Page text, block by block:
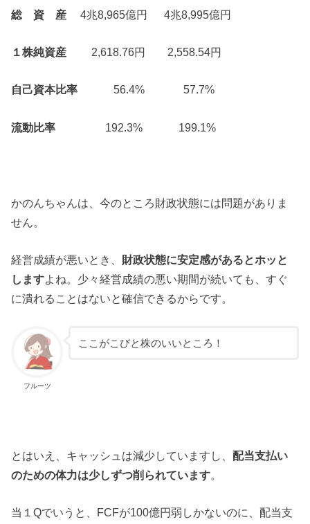
総 資 産 4兆8,965億円 4兆8,995億円
１株純資産 2,618.76円 2,558.54円
自己資本比率 56.4% 57.7%
流動比率 192.3% 199.1%
かのんちゃんは、今のところ財政状態には問題がありま
せん。
経営成績が悪いとき、 財政状態に安定感があるとホッと
しますよね。少々経営成績の悪い期間が続いても、すぐ
に潰れることはないと確信できるからです。
フルーツ
ここがこびと株のいいところ！
とはいえ、キャッシュは減少していますし、配当支払い
のための体力は少しずつ削られています。
当１Qでいうと、FCFが100億円弱しかないのに、配当支